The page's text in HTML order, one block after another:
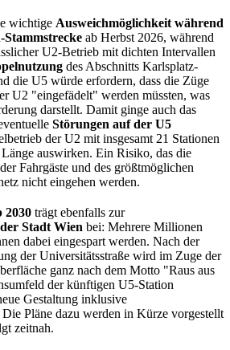
wichtige Ausweichmöglichkeit während
ab Herbst 2026, während
U2-Betrieb mit dichten Intervallen
des Abschnitts Karlsplatz-
die U5 würde erfordern, dass die Züge
U2 "eingefädelt" werden müssten, was
darstellt. Damit ginge auch das
Störungen auf der U5
der U2 mit insgesamt 21 Stationen
auswirken. Ein Risiko, das die
Fahrgäste und des größtmöglichen
nicht eingehen werden.
2030 trägt ebenfalls zur
Stadt Wien bei: Mehrere Millionen
dabei eingespart werden. Nach der
der Universitätsstraße wird im Zuge der
ganz nach dem Motto "Raus aus
der künftigen U5-Station
Gestaltung inklusive
Pläne dazu werden in Kürze vorgestellt
zeitnah.